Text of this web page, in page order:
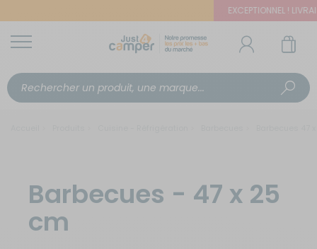
EXCEPTIONNEL !
Barbecues - 47 x 25
cm